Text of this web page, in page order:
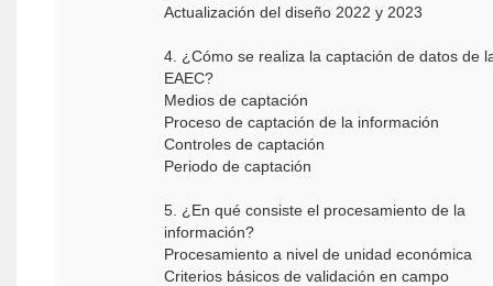
Actualización del diseño 2022 y 2023
4. ¿Cómo se realiza la captación de datos de
EAEC?
Medios de captación
Proceso de captación de la información
Controles de captación
Periodo de captación
5. ¿En qué consiste el procesamiento de la
información?
Procesamiento a nivel de unidad económica
Criterios básicos de validación en campo